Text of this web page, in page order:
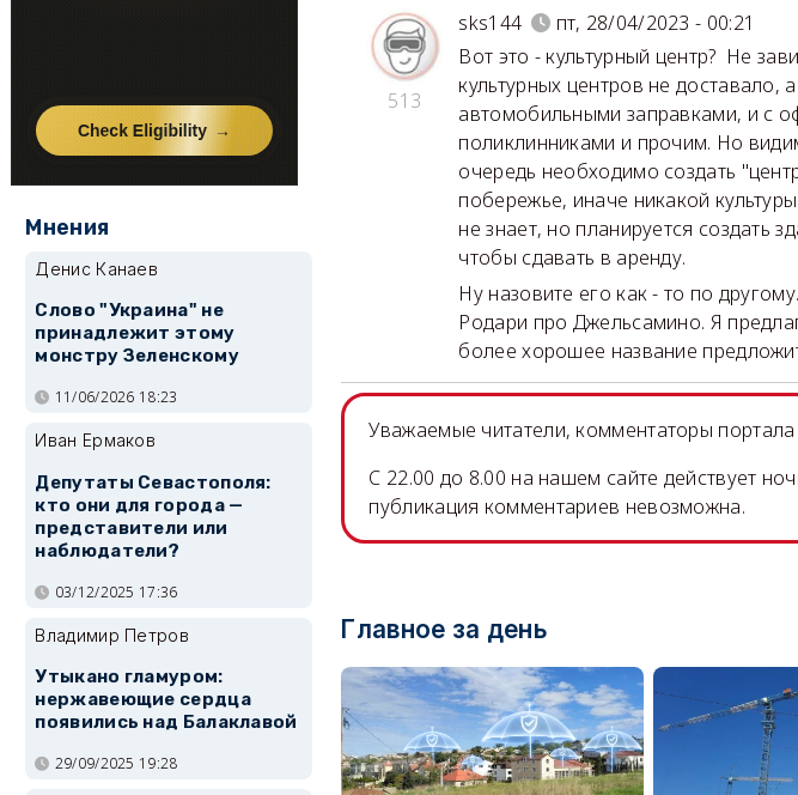
513
sks144
пт, 28/04/2023 - 00:21
Вот это - культурный центр? Не
культурных центров не
автомобильными заправками, и с
поликлинниками и прочим. Но
очередь необходимо создать
побережье, иначе никакой
не знает, но планируется создать
чтобы сдавать в аренду.
Ну назовите его как - то по
Родари про Джельсамино. Я
более хорошее название
Уважаемые читатели, комментаторы
C 22.00 до 8.00 на нашем сайте действует
публикация комментариев невозможна.
Главное за день
Мнения
Денис Канаев
Слово "Украина" не
принадлежит этому
монстру Зеленскому
11/06/2026 18:23
Иван Ермаков
Депутаты Севастополя:
кто они для города —
представители или
наблюдатели?
03/12/2025 17:36
Владимир Петров
Утыкано гламуром:
нержавеющие сердца
появились над Балаклавой
29/09/2025 19:28